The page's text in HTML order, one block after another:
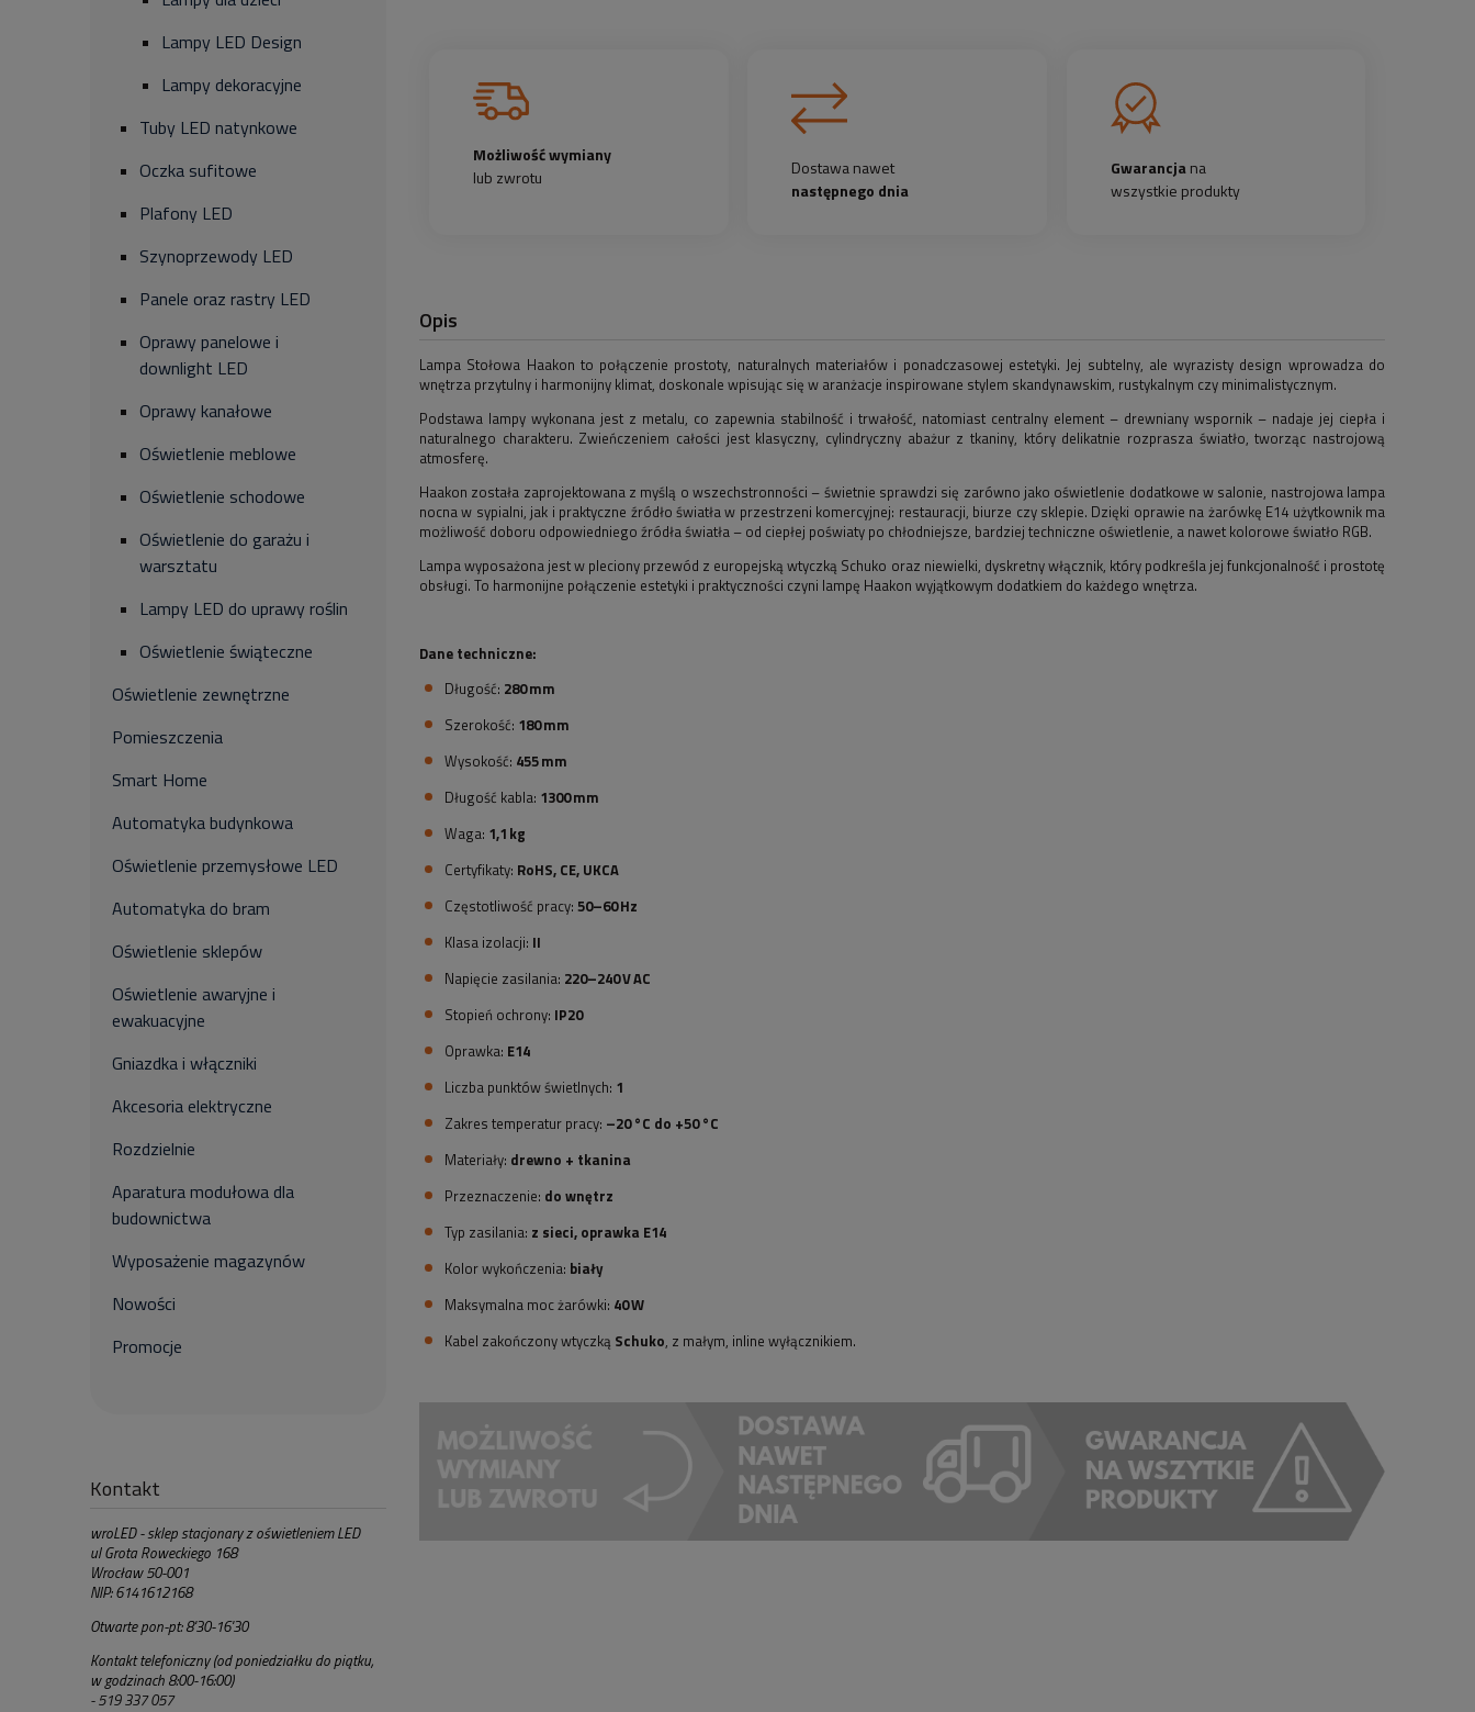
Lampy LED Design
Lampy dekoracyjne
Tuby LED natynkowe
Oczka sufitowe
Plafony LED
Szynoprzewody LED
Panele oraz rastry LED
Oprawy panelowe i
downlight LED
Oprawy kanałowe
Oświetlenie meblowe
Oświetlenie schodowe
Oświetlenie do garażu i
warsztatu
Lampy LED do uprawy roślin
Oświetlenie świąteczne
Oświetlenie zewnętrzne
Pomieszczenia
Smart Home
Automatyka budynkowa
Oświetlenie przemysłowe LED
Automatyka do bram
Oświetlenie sklepów
Oświetlenie awaryjne i
ewakuacyjne
Gniazdka i włączniki
Akcesoria elektryczne
Rozdzielnie
Aparatura modułowa dla
budownictwa
Wyposażenie magazynów
Nowości
Promocje
Kontakt
wroLED - sklep stacjonary z oświetleniem LED
ul Grota Roweckiego 168
Wrocław 50-001
NIP: 6141612168
Otwarte pon-pt: 8'30-16'30
Kontakt telefoniczny (od poniedziałku do piątku,
w godzinach 8:00-16:00)
- 519 337 057
Możliwość wymiany
lub zwrotu
Dostawa nawet
następnego dnia
Gwarancjana
wszystkie produkty
Opis
Lampa Stołowa Haakon to połączenie prostoty, naturalnych materiałów i ponadczasowej estetyki. Jej subtelny, ale wyrazisty design wprowadza do
wnętrza przytulny i harmonijny klimat, doskonale wpisując się w aranżacje inspirowane stylem skandynawskim, rustykalnym czy minimalistycznym.
Podstawa lampy wykonana jest z metalu, co zapewnia stabilność i trwałość, natomiast centralny element – drewniany wspornik – nadaje jej ciepła i
naturalnego charakteru. Zwieńczeniem całości jest klasyczny, cylindryczny abażur z tkaniny, który delikatnie rozprasza światło, tworząc nastrojową
atmosferę.
Haakon została zaprojektowana z myślą o wszechstronności – świetnie sprawdzi się zarówno jako oświetlenie dodatkowe w salonie, nastrojowa lampa
nocna w sypialni, jak i praktyczne źródło światła w przestrzeni komercyjnej: restauracji, biurze czy sklepie. Dzięki oprawie na żarówkę E14 użytkownik ma
możliwość doboru odpowiedniego źródła światła – od ciepłej poświaty po chłodniejsze, bardziej techniczne oświetlenie, a nawet kolorowe światło RGB.
Lampa wyposażona jest w pleciony przewód z europejską wtyczką Schuko oraz niewielki, dyskretny włącznik, który podkreśla jej funkcjonalność i prostotę
obsługi. To harmonijne połączenie estetyki i praktyczności czyni lampę Haakon wyjątkowym dodatkiem do każdego wnętrza.
Dane techniczne:
Długość: 280 mm
Szerokość: 180 mm
Wysokość: 455 mm
Długość kabla: 1300 mm
Waga: 1,1 kg
Certyfikaty: RoHS, CE, UKCA
Częstotliwość pracy: 50–60 Hz
Klasa izolacji: II
Napięcie zasilania: 220–240 V AC
Stopień ochrony: IP20
Oprawka: E14
Liczba punktów świetlnych: 1
Zakres temperatur pracy: –20 °C do +50 °C
Materiały: drewno + tkanina
Przeznaczenie: do wnętrz
Typ zasilania: z sieci, oprawka E14
Kolor wykończenia: biały
Maksymalna moc żarówki: 40 W
Kabel zakończony wtyczką Schuko, z małym, inline wyłącznikiem.